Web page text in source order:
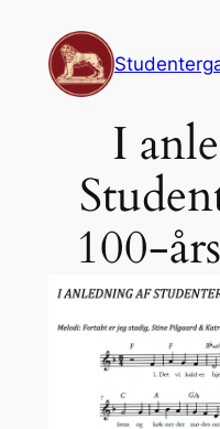
indhold
I
100-